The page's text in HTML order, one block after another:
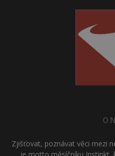
O
Zjišťovat, poznávat věci mezi